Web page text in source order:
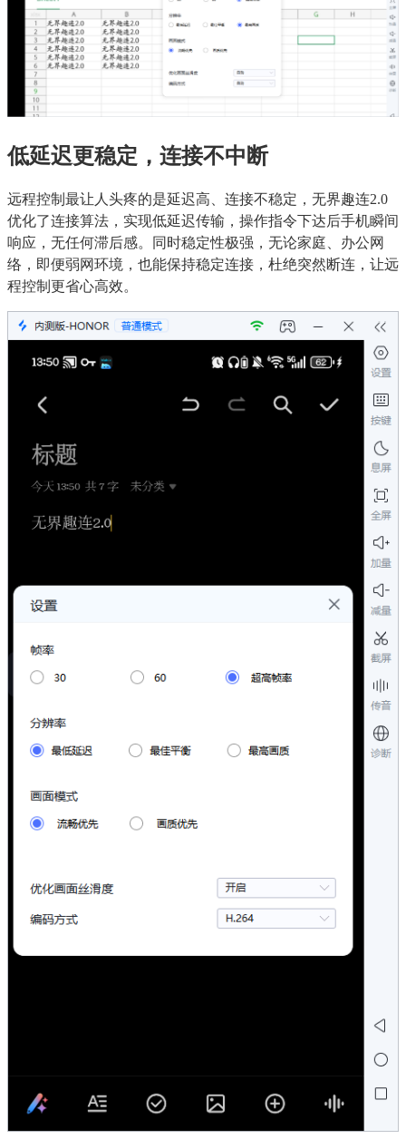
低延迟更稳定，连接不中断
远程控制最让人头疼的是延迟高、连接不稳定，无界趣连2.0
优化了连接算法，实现低延迟传输，操作指令下达后手机瞬间
响应，无任何滞后感。同时稳定性极强，无论家庭、办公网
络，即便弱网环境，也能保持稳定连接，杜绝突然断连，让远
程控制更省心高效。